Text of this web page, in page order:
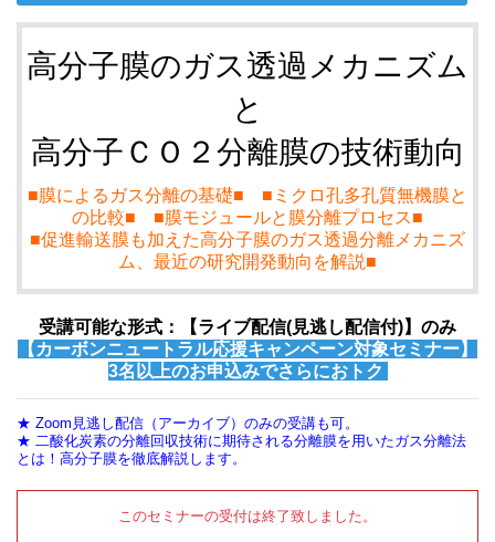
高分子膜のガス透過メカニズム
と
高分子ＣＯ２分離膜の技術動向
■膜によるガス分離の基礎■ ■ミクロ孔多孔質無機膜と
の比較■ ■膜モジュールと膜分離プロセス■
■促進輸送膜も加えた高分子膜のガス透過分離メカニズ
ム、最近の研究開発動向を解説■
受講可能な形式：【ライブ配信(見逃し配信付)】のみ
【カーボンニュートラル応援キャンペーン対象セミナー】
3名以上のお申込みでさらにおトク
★ Zoom見逃し配信（アーカイブ）のみの受講も可。
★ 二酸化炭素の分離回収技術に期待される分離膜を用いたガス分離法
とは！高分子膜を徹底解説します。
このセミナーの受付は終了致しました。